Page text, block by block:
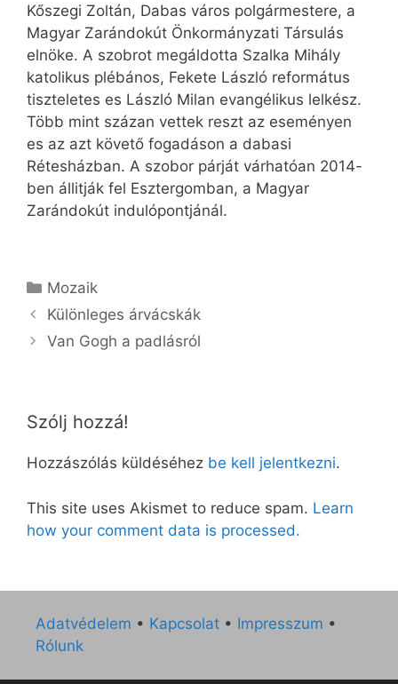
Kőszegi Zoltán, Dabas város polgármestere, a
Magyar Zarándokút Önkormányzati Társulás
elnöke. A szobrot megáldotta Szalka Mihály
katolikus plébános, Fekete László református
tiszteletes es László Milan evangélikus lelkész.
Több mint százan vettek reszt az eseményen
es az azt követő fogadáson a dabasi
Rétesházban. A szobor párját várhatóan 2014-
ben állitják fel Esztergomban, a Magyar
Zarándokút indulópontjánál.
Kategória
Mozaik
Különleges árvácskák
Van Gogh a padlásról
Szólj hozzá!
Hozzászólás küldéséhez be kell jelentkezni.
This site uses Akismet to reduce spam. Learn
how your comment data is processed.
Adatvédelem • Kapcsolat • Impresszum •
Rólunk